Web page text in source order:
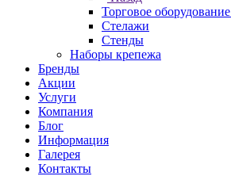
Торговое оборудование
Стелажи
Стенды
Наборы крепежа
Бренды
Акции
Услуги
Компания
Блог
Информация
Галерея
Контакты